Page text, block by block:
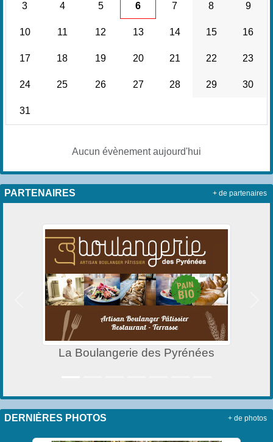
3 4 5 6 7 8 9
10 11 12 13 14 15 16
17 18 19 20 21 22 23
24 25 26 27 28 29 30
31
Aucun évènement aujourd'hui
PARTENAIRES
La Boulangerie des Pyrénées
Précedent
+ de partenaires
DERNIÈRES PHOTOS + de photos